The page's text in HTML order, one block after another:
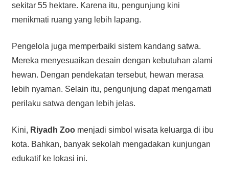
sekitar 55 hektare. Karena itu, pengunjung kini
menikmati ruang yang lebih lapang.
Pengelola juga memperbaiki sistem kandang satwa.
Mereka menyesuaikan desain dengan kebutuhan alami
hewan. Dengan pendekatan tersebut, hewan merasa
lebih nyaman. Selain itu, pengunjung dapat mengamati
perilaku satwa dengan lebih jelas.
Kini, Riyadh Zoomenjadi simbol wisata keluarga di ibu
kota. Bahkan, banyak sekolah mengadakan kunjungan
edukatif ke lokasi ini.